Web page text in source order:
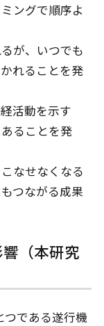
ングで順序よ
が、いつでも
れることを発
活動を示す
ることを発
なせなくなる
つながる成果
（本研究
つである遂行機